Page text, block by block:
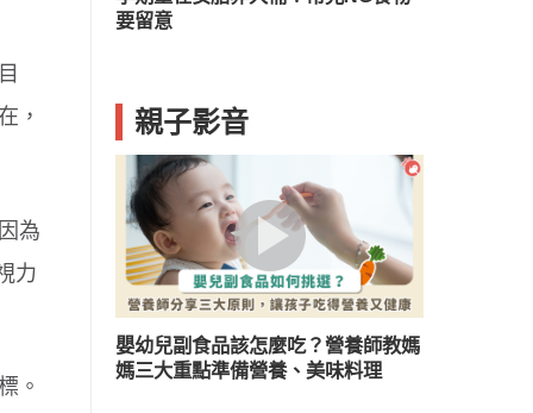
，
為
力
。
親子影音
嬰幼兒副食品該怎麼吃？營養師教媽
媽三大重點準備營養、美味料理